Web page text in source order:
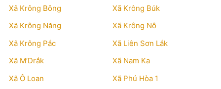
Xã Krông Bông
Xã Krông Búk
Xã Krông Năng
Xã Krông Nô
Xã Krông Pắc
Xã Liên Sơn Lắk
Xã M’Drắk
Xã Nam Ka
Xã Ô Loan
Xã Phú Hòa 1